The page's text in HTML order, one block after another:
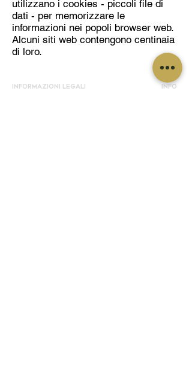
utilizzano i cookies - piccoli file di
dati - per memorizzare le
informazioni nei popoli browser web.
Alcuni siti web contengono centinaia
di loro.
INFORMAZIONI LEGALI INFO